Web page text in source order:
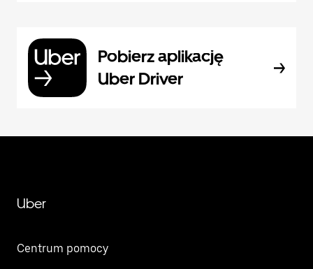
Pobierz aplikację
Uber Driver
Uber
Centrum pomocy